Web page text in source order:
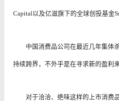
Capital以及亿滋旗下的全球创投基金
中国消费品公司在最近几年集体
持续跨界，不外乎是在寻求新的盈利来
对于洽洽、绝味这样的上市消费